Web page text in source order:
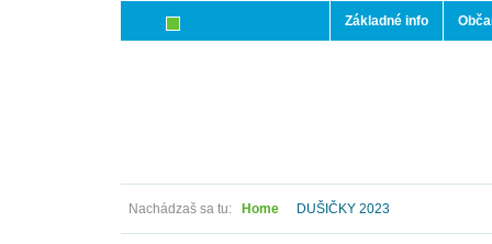
Základné info
Nachádzaš sa tu: Home DUŠIČKY 2023